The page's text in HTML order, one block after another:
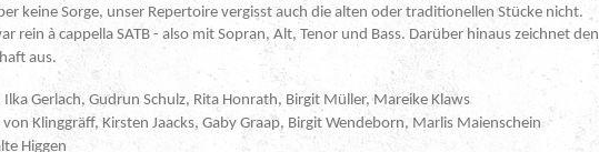
keine Sorge, unser Repertoire vergisst auch die alten oder traditionellen Stücke nicht.
rein à cappella SATB - also mit Sopran, Alt, Tenor und Bass. Darüber hinaus zeichnet den
aus.
Ilka Gerlach, Gudrun Schulz, Rita Honrath, Birgit Müller, Mareike Klaws
Klinggräff, Kirsten Jaacks, Gaby Graap, Birgit Wendeborn, Marlis Maienschein
Higgen